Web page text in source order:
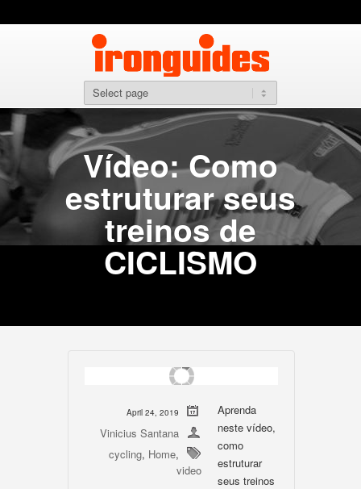
Vídeo: Como
estruturar seus
treinos de
CICLISMO
April 24, 2019
Vinicius Santana
cycling, Home,
video
Aprenda
neste vídeo,
como
estruturar
seus treinos